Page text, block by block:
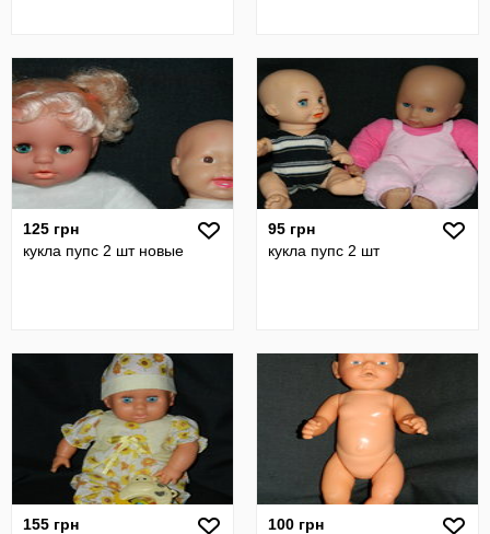
125 грн
кукла пупс 2 шт новые
95 грн
кукла пупс 2 шт
155 грн
100 грн